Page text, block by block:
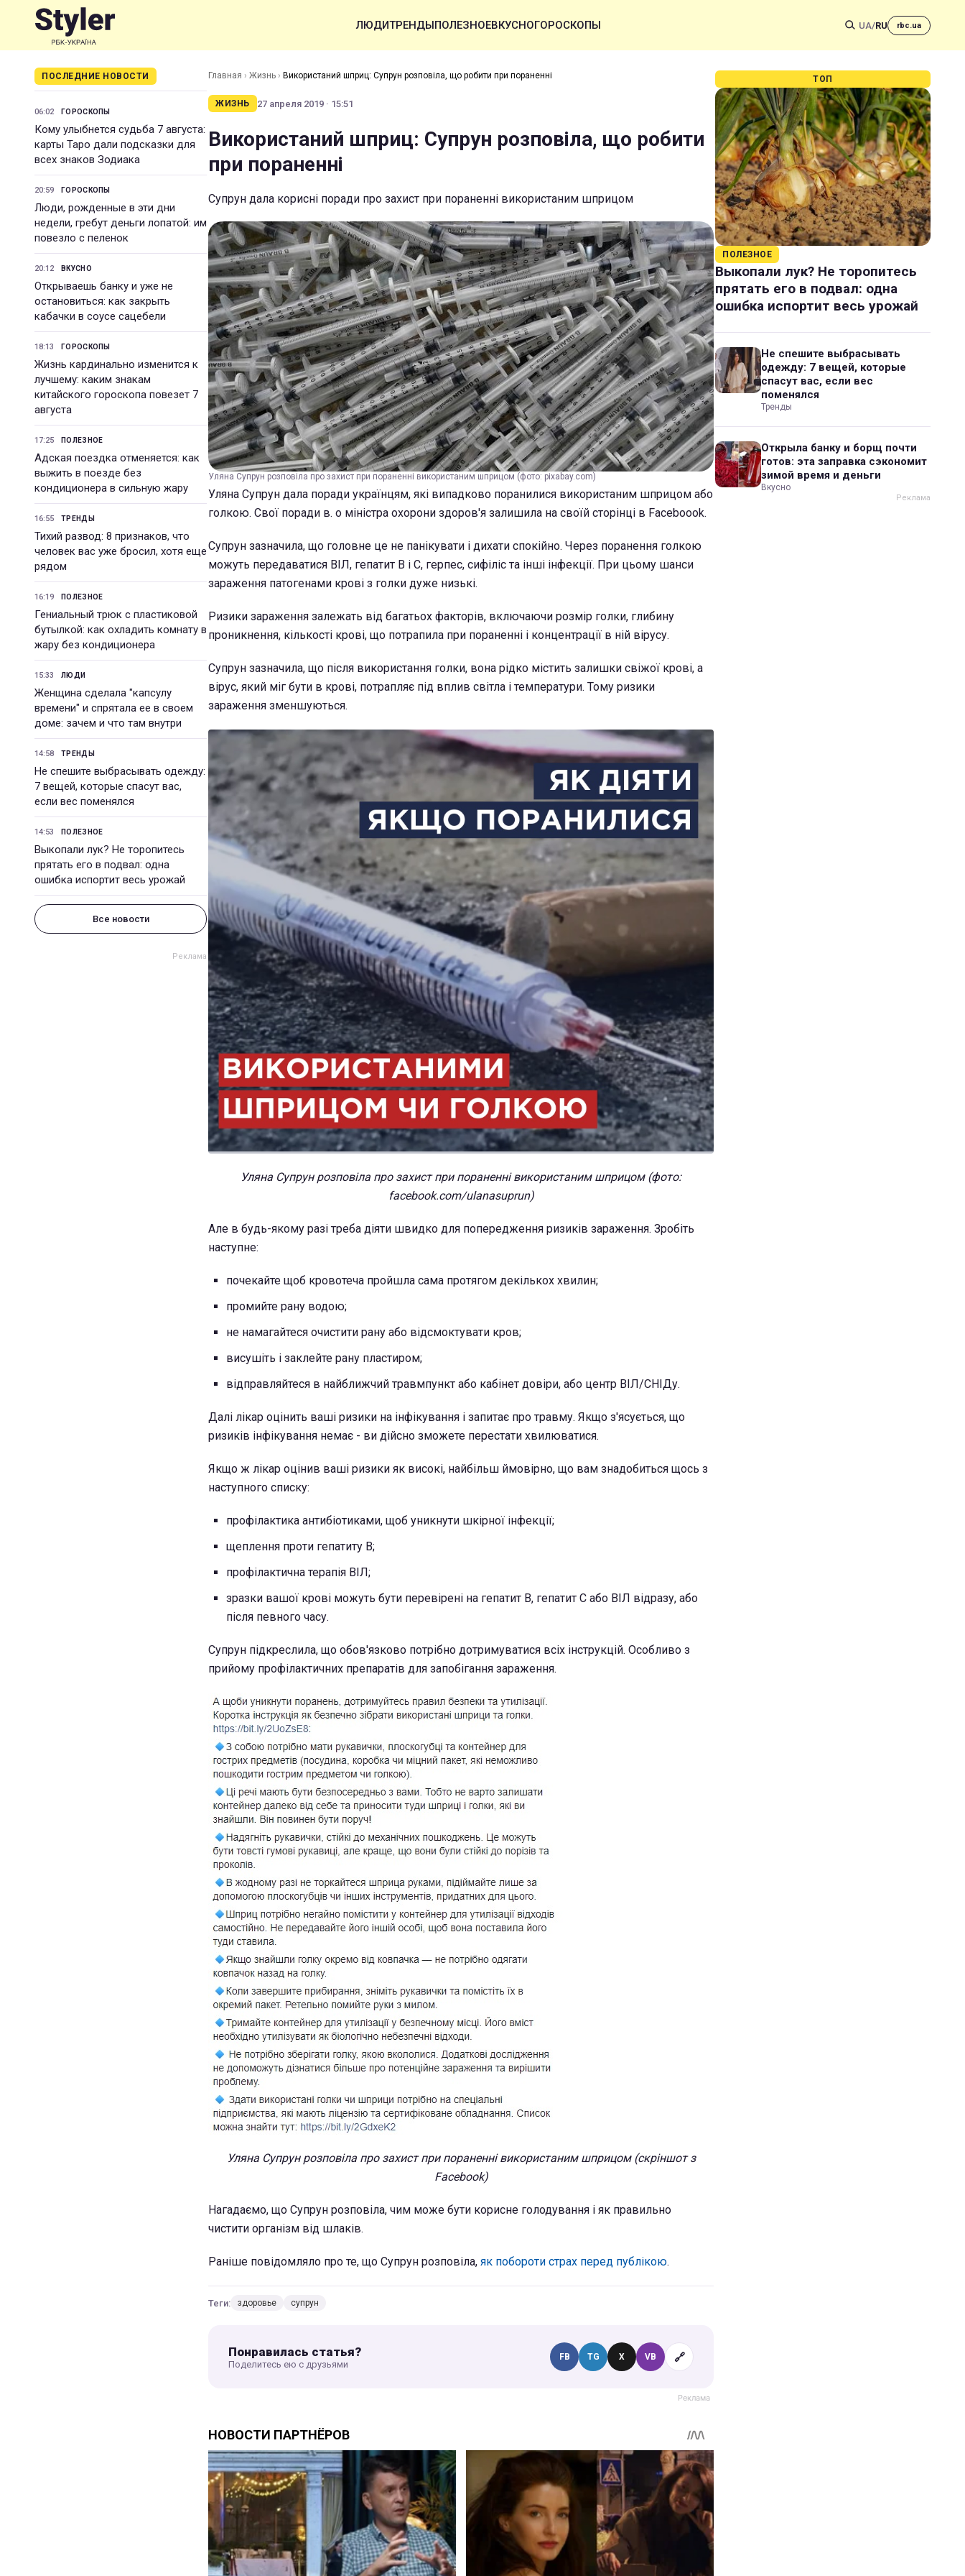
ЛЮДИТРЕНДЫПОЛЕЗНОЕВКУСНОГОРОСКОПЫ UA/RU rbc.ua
ПОСЛЕДНИЕ НОВОСТИ
06:02 ГОРОСКОПЫ
Кому улыбнется судьба 7 августа:
карты Таро дали подсказки для
всех знаков Зодиака
20:59 ГОРОСКОПЫ
Люди, рожденные в эти дни
недели, гребут деньги лопатой: им
повезло с пеленок
20:12 ВКУСНО
Открываешь банку и уже не
остановиться: как закрыть
кабачки в соусе сацебели
18:13 ГОРОСКОПЫ
Жизнь кардинально изменится к
лучшему: каким знакам
китайского гороскопа повезет 7
августа
17:25 ПОЛЕЗНОЕ
Адская поездка отменяется: как
выжить в поезде без
кондиционера в сильную жару
16:55 ТРЕНДЫ
Тихий развод: 8 признаков, что
человек вас уже бросил, хотя еще
рядом
16:19 ПОЛЕЗНОЕ
Гениальный трюк с пластиковой
бутылкой: как охладить комнату в
жару без кондиционера
15:33 ЛЮДИ
Женщина сделала "капсулу
времени" и спрятала ее в своем
доме: зачем и что там внутри
14:58 ТРЕНДЫ
Не спешите выбрасывать одежду:
7 вещей, которые спасут вас,
если вес поменялся
14:53 ПОЛЕЗНОЕ
Выкопали лук? Не торопитесь
прятать его в подвал: одна
ошибка испортит весь урожай
Все новости
Главная › Жизнь › Використаний шприц: Супрун розповіла, що робити при пораненні
ЖИЗНЬ 27 апреля 2019 · 15:51
Використаний шприц: Супрун розповіла, що робити
при пораненні
Супрун дала корисні поради про захист при пораненні використаним шприцом
Уляна Супрун розповіла про захист при пораненні використаним шприцом (фото: pixabay.com)
Уляна Супрун дала поради українцям, які випадково поранилися використаним шприцом або
голкою. Свої поради в. о міністра охорони здоров'я залишила на своїй сторінці в Faceboook.
Супрун зазначила, що головне це не панікувати і дихати спокійно. Через поранення голкою
можуть передаватися ВІЛ, гепатит В і С, герпес, сифіліс та інші інфекції. При цьому шанси
зараження патогенами крові з голки дуже низькі.
Ризики зараження залежать від багатьох факторів, включаючи розмір голки, глибину
проникнення, кількості крові, що потрапила при пораненні і концентрації в ній вірусу.
Супрун зазначила, що після використання голки, вона рідко містить залишки свіжої крові, а
вірус, який міг бути в крові, потрапляє під вплив світла і температури. Тому ризики
зараження зменшуються.
Уляна Супрун розповіла про захист при пораненні використаним шприцом (фото:
facebook.com/ulanasuprun)
Але в будь-якому разі треба діяти швидко для попередження ризиків зараження. Зробіть
наступне:
почекайте щоб кровотеча пройшла сама протягом декількох хвилин;
промийте рану водою;
не намагайтеся очистити рану або відсмоктувати кров;
висушіть і заклейте рану пластиром;
відправляйтеся в найближчий травмпункт або кабінет довіри, або центр ВІЛ/СНІДу.
Далі лікар оцінить ваші ризики на інфікування і запитає про травму. Якщо з'ясується, що
ризиків інфікування немає - ви дійсно зможете перестати хвилюватися.
Якщо ж лікар оцінив ваші ризики як високі, найбільш ймовірно, що вам знадобиться щось з
наступного списку:
профілактика антибіотиками, щоб уникнути шкірної інфекції;
щеплення проти гепатиту В;
профілактична терапія ВІЛ;
зразки вашої крові можуть бути перевірені на гепатит В, гепатит С або ВІЛ відразу, або
після певного часу.
Супрун підкреслила, що обов'язково потрібно дотримуватися всіх інструкцій. Особливо з
прийому профілактичних препаратів для запобігання зараження.
Уляна Супрун розповіла про захист при пораненні використаним шприцом (скріншот з
Facebook)
Нагадаємо, що Супрун розповіла, чим може бути корисне голодування і як правильно
чистити організм від шлаків.
Раніше повідомляло про те, що Супрун розповіла, як побороти страх перед публікою.
Теги: здоровье супрун
Понравилась статья?
Поделитесь ею с друзьями
FB TG X VB 🔗
ТОП
ПОЛЕЗНОЕ
Выкопали лук? Не торопитесь
прятать его в подвал: одна
ошибка испортит весь урожай
Не спешите выбрасывать
одежду: 7 вещей, которые
спасут вас, если вес
поменялся
Тренды
Открыла банку и борщ почти
готов: эта заправка сэкономит
зимой время и деньги
Вкусно